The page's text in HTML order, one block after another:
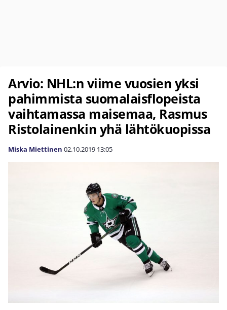
Arvio: NHL:n viime vuosien yksi
pahimmista suomalaisflopeista
vaihtamassa maisemaa, Rasmus
Ristolainenkin yhä lähtökuopissa
Miska Miettinen 02.10.2019 13:05